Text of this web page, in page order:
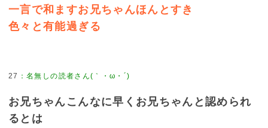
一言で和ますお兄ちゃんほんとすき
色々と有能過ぎる
27 ：名無しの読者さん(｀・ω・´)
お兄ちゃんこんなに早くお兄ちゃんと認められ
るとは